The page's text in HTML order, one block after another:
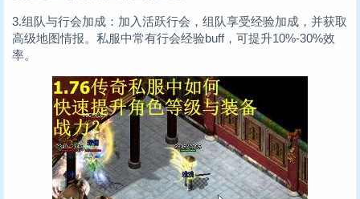
3.组队与行会加成：加入活跃行会，组队享受经验加成，并获取
高级地图情报。私服中常有行会经验buff，可提升10%-30%效
率。